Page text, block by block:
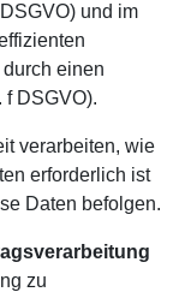
und im
einen
f DSGVO).
verarbeiten, wie
erforderlich ist
Daten befolgen.
zu